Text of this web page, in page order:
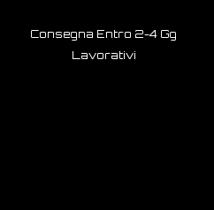
Consegna Entro 2-4 Gg
Lavorativi